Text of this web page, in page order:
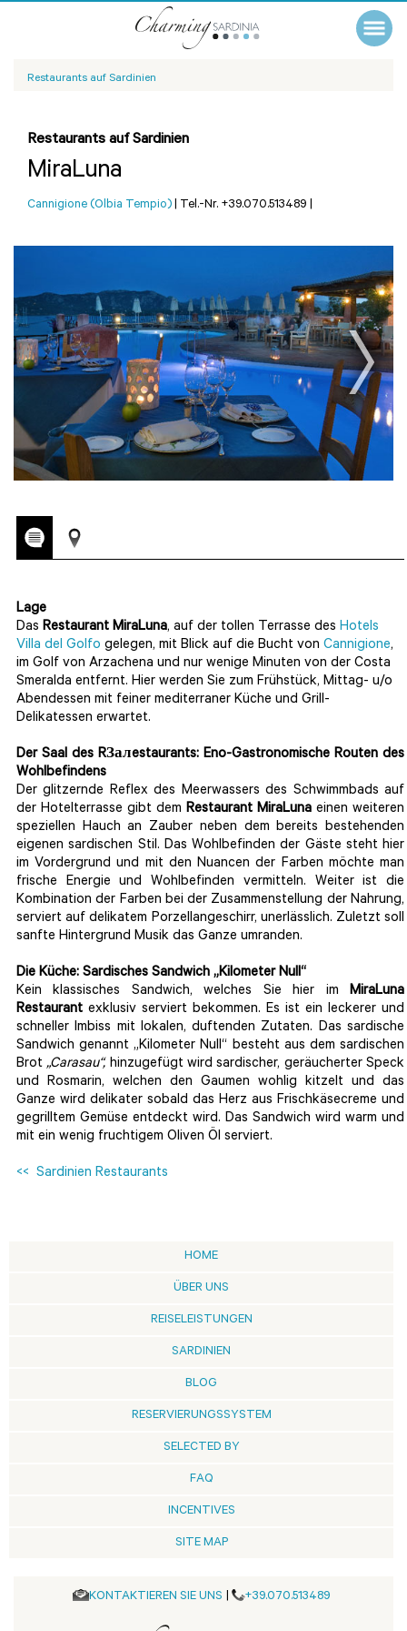
Restaurants auf Sardinien
Restaurants auf Sardinien
MiraLuna
Cannigione (Olbia Tempio) | Tel.-Nr. +39.070.513489 |
Lage
Das Restaurant MiraLuna, auf der tollen Terrasse des Hotels
Villa del Golfo gelegen, mit Blick auf die Bucht von Cannigione,
im Golf von Arzachena und nur wenige Minuten von der Costa
Smeralda entfernt. Hier werden Sie zum Frühstück, Mittag- u/o
Abendessen mit feiner mediterraner Küche und Grill-
Delikatessen erwartet.
Der Saal des RЗалestaurants: Eno-Gastronomische Routen des
Wohlbefindens
Der glitzernde Reflex des Meerwassers des Schwimmbads auf
der Hotelterrasse gibt dem Restaurant MiraLuna einen weiteren
speziellen Hauch an Zauber neben dem bereits bestehenden
eigenen sardischen Stil. Das Wohlbefinden der Gäste steht hier
im Vordergrund und mit den Nuancen der Farben möchte man
frische Energie und Wohlbefinden vermitteln. Weiter ist die
Kombination der Farben bei der Zusammenstellung der Nahrung,
serviert auf delikatem Porzellangeschirr, unerlässlich. Zuletzt soll
sanfte Hintergrund Musik das Ganze umranden.
Die Küche: Sardisches Sandwich „Kilometer Null“
Kein klassisches Sandwich, welches Sie hier im MiraLuna
Restaurant exklusiv serviert bekommen. Es ist ein leckerer und
schneller Imbiss mit lokalen, duftenden Zutaten. Das sardische
Sandwich genannt „Kilometer Null“ besteht aus dem sardischen
Brot„Carasau“, hinzugefügt wird sardischer, geräucherter Speck
und Rosmarin, welchen den Gaumen wohlig kitzelt und das
Ganze wird delikater sobald das Herz aus Frischkäsecreme und
gegrilltem Gemüse entdeckt wird. Das Sandwich wird warm und
mit ein wenig fruchtigem Oliven Öl serviert.
<< Sardinien Restaurants
HOME
ÜBER UNS
REISELEISTUNGEN
SARDINIEN
BLOG
RESERVIERUNGSSYSTEM
SELECTED BY
FAQ
INCENTIVES
SITE MAP
KONTAKTIEREN SIE UNS | +39.070.513489